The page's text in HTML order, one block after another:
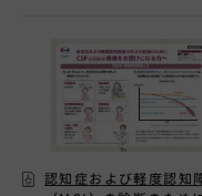
認知症および軽度認知